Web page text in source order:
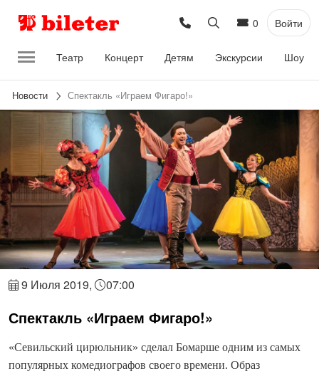
0 Войти
Театр Концерт Детям Экскурсии Шоу
Новости Спектакль «Играем Фигаро!»
9 Июля 2019, 07:00
Спектакль «Играем Фигаро!»
«Севильский цирюльник» сделал Бомарше одним из самых
популярных комедиографов своего времени. Образ